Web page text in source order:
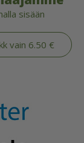
sisään
vain 6.50 €